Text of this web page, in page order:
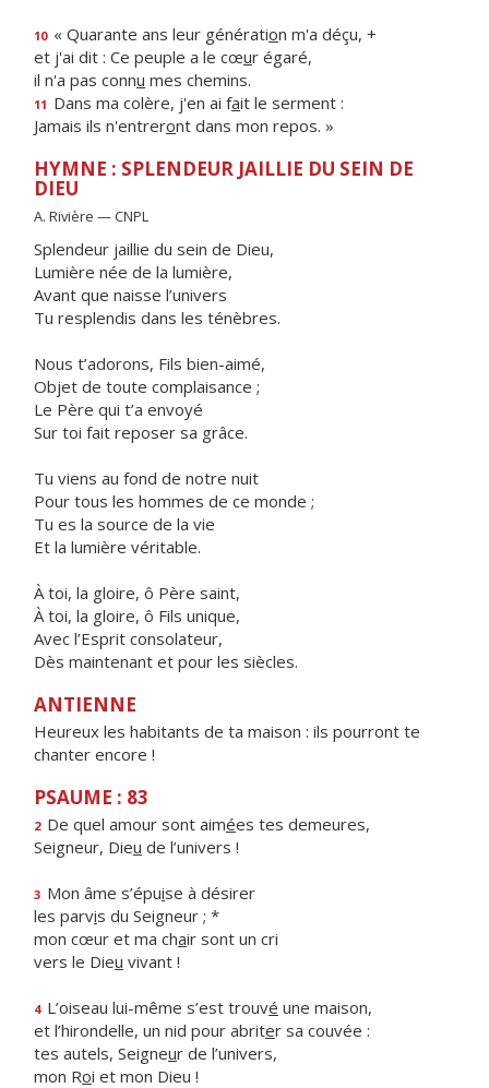
10 « Quarante ans leur génération m'a déçu, +
et j'ai dit : Ce peuple a le cœur égaré,
il n'a pas connu mes chemins.
11 Dans ma colère, j'en ai fait le serment :
Jamais ils n'entreront dans mon repos. »
HYMNE : SPLENDEUR JAILLIE DU SEIN DE
DIEU
A. Rivière — CNPL
Splendeur jaillie du sein de Dieu,
Lumière née de la lumière,
Avant que naisse l’univers
Tu resplendis dans les ténèbres.
Nous t’adorons, Fils bien-aimé,
Objet de toute complaisance ;
Le Père qui t’a envoyé
Sur toi fait reposer sa grâce.
Tu viens au fond de notre nuit
Pour tous les hommes de ce monde ;
Tu es la source de la vie
Et la lumière véritable.
À toi, la gloire, ô Père saint,
À toi, la gloire, ô Fils unique,
Avec l’Esprit consolateur,
Dès maintenant et pour les siècles.
ANTIENNE
Heureux les habitants de ta maison : ils pourront te
chanter encore !
PSAUME : 83
2 De quel amour sont aimées tes demeures,
Seigneur, Dieu de l’univers !
3 Mon âme s’épuise à désirer
les parvis du Seigneur ; *
mon cœur et ma chair sont un cri
vers le Dieu vivant !
4 L’oiseau lui-même s’est trouvé une maison,
et l’hirondelle, un nid pour abriter sa couvée :
tes autels, Seigneur de l’univers,
mon Roi et mon Dieu !